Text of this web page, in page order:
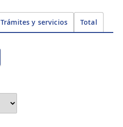
Trámites y servicios Total